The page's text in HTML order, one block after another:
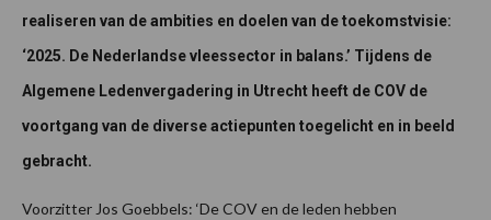
realiseren van de ambities en doelen van de toekomstvisie:
‘2025. De Nederlandse vleessector in balans.’ Tijdens de
Algemene Ledenvergadering in Utrecht heeft de COV de
voortgang van de diverse actiepunten toegelicht en in beeld
gebracht.
Voorzitter Jos Goebbels: ‘De COV en de leden hebben